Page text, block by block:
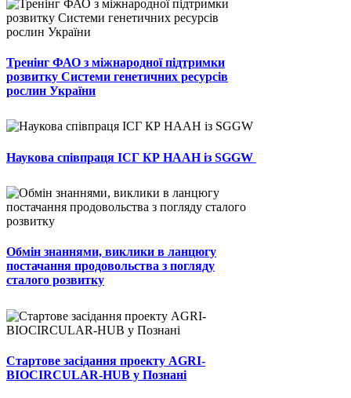
Тренінг ФАО з міжнародної підтримки
розвитку Системи генетичних ресурсів
рослин України
Наукова співпраця ІСГ КР НААН із SGGW
Обмін знаннями, виклики в ланцюгу
постачання продовольства з погляду
сталого розвитку
Стартове засідання проекту AGRI-
BIOCIRCULAR-HUB у Познані